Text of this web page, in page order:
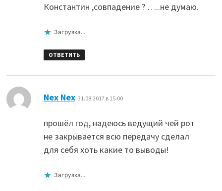
Константин ,совпадение ? …..не думаю.
Загрузка...
ОТВЕТИТЬ
Nex Nex: 31.08.2017 в 15:00
прошёл год, надеюсь ведущий чей рот
не закрывается всю передачу сделал
для себя хоть какие то выводы!
Загрузка...